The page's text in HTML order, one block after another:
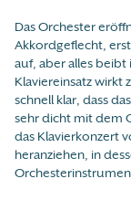
Das Orchester
Akkordgeflecht,
auf, aber alles beibt
Klaviereinsatz wirkt
schnell klar, dass
sehr dicht mit dem
das Klavierkonzert
heranziehen, in